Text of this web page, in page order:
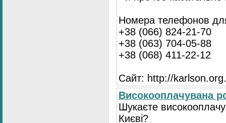
Номера телефонов
+38 (066) 824-21-70
+38 (063) 704-05-88
+38 (068) 411-22-12
Сайт: http://
Високооплачувана
Шукаєте
Києві?